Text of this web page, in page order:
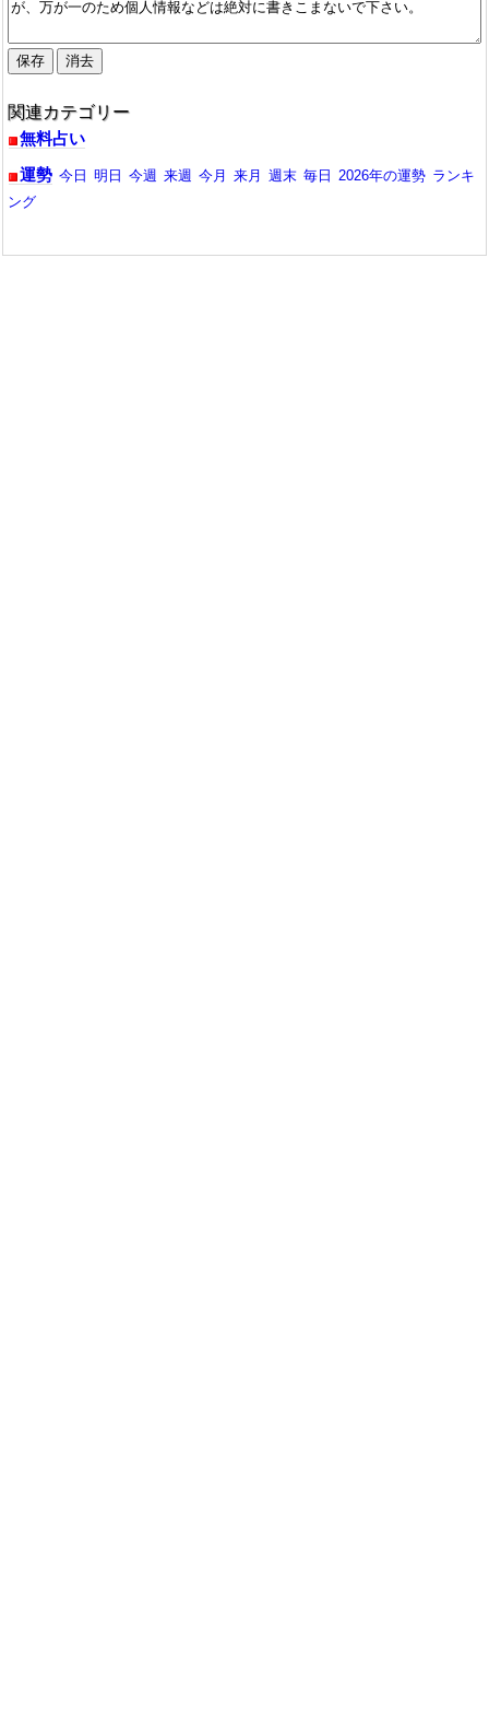
2025/10/01：2025年10月今月の運勢が公開。運を動かす運命学
2025/09/03：2025年9月今月の運勢が公開中。今月は初秋に試し
てほしい、運を呼び込むセルフケアとは？。
うべき開運アクション。
関連カテゴリー
無料占い
運勢 今日 明日 今週 来週 今月 来月 週末 毎日 2026年の運勢 ランキ
ング